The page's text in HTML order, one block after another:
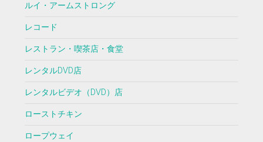
ルイ・アームストロング
レコード
レストラン・喫茶店・食堂
レンタルDVD店
レンタルビデオ（DVD）店
ローストチキン
ロープウェイ